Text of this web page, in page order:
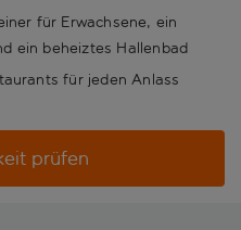
für Erwachsene, ein
ein beheiztes Hallenbad
für jeden Anlass
prüfen